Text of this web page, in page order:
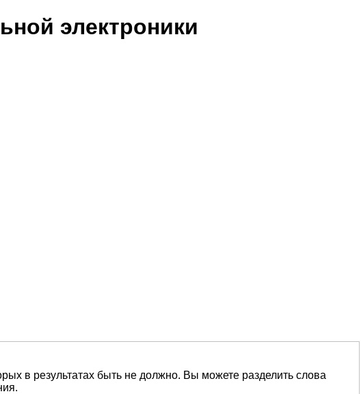
электроники
в результатах быть не должно. Вы можете разделить слова